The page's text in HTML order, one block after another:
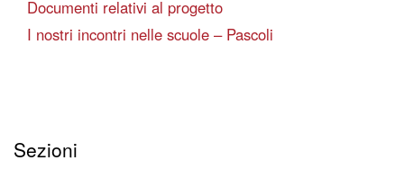
Documenti relativi al progetto
I nostri incontri nelle scuole – Pascoli
Sezioni